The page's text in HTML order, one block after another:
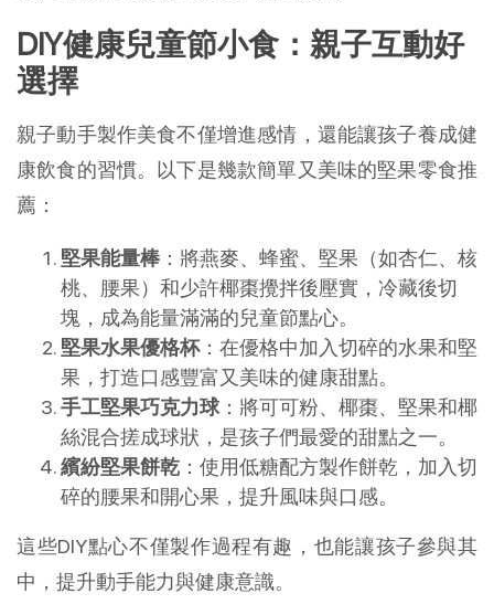
DIY健康兒童節小食：親子互動好
選擇
親子動手製作美食不僅增進感情，還能讓孩子養成健
康飲食的習慣。以下是幾款簡單又美味的堅果零食推
薦：
堅果能量棒 ：將燕麥、蜂蜜、堅果（如杏仁、核
桃、腰果）和少許椰棗攪拌後壓實，冷藏後切
塊，成為能量滿滿的兒童節點心。
堅果水果優格杯：在優格中加入切碎的水果和堅
果，打造口感豐富又美味的健康甜點。
手工堅果巧克力球：將可可粉、椰棗、堅果和椰
絲混合搓成球狀，是孩子們最愛的甜點之一。
繽紛堅果餅乾 ：使用低糖配方製作餅乾，加入切
碎的腰果和開心果，提升風味與口感。
這些DIY點心不僅製作過程有趣，也能讓孩子參與其
中，提升動手能力與健康意識。